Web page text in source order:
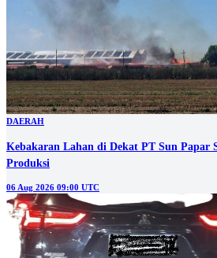
DAERAH
Kebakaran Lahan di Dekat PT Sun Papar
Produksi
06 Aug 2026 09:00 UTC